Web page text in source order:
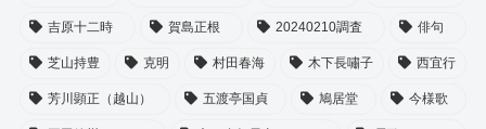
吉原十二時 賀島正根 20240210調査 俳句
芝山持豊 克明 村田春海 木下長嘯子 西宜行
芳川顕正（越山） 五渡亭国貞 鳩居堂 今様歌